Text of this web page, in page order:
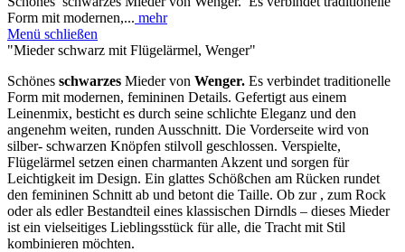
Form mit modernen,... mehr
Menü schließen
"Mieder schwarz mit Flügelärmel, Wenger"
Schönes schwarzes Mieder von Wenger. Es verbindet traditionelle
Form mit modernen, femininen Details. Gefertigt aus einem
Leinenmix, besticht es durch seine schlichte Eleganz und den
angenehm weiten, runden Ausschnitt. Die Vorderseite wird von
silber- schwarzen Knöpfen stilvoll geschlossen. Verspielte,
Flügelärmel setzen einen charmanten Akzent und sorgen für
Leichtigkeit im Design. Ein glattes Schößchen am Rücken rundet
den femininen Schnitt ab und betont die Taille. Ob zur , zum Rock
oder als edler Bestandteil eines klassischen Dirndls – dieses Mieder
ist ein vielseitiges Lieblingsstück für alle, die Tracht mit Stil
kombinieren möchten.